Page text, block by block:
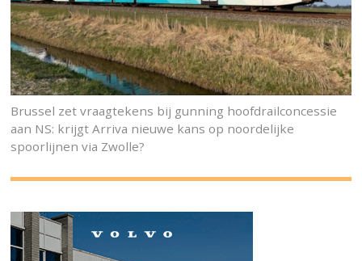
Brussel zet vraagtekens bij gunning hoofdrailconcessie
aan NS: krijgt Arriva nieuwe kans op noordelijke
spoorlijnen via Zwolle?